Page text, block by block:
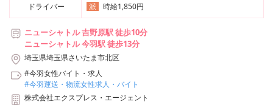
ドライバー
派 時給1,850円
ニューシャトル 吉野原駅 徒歩10分
ニューシャトル 今羽駅 徒歩13分
埼玉県埼玉県さいたま市北区
#今羽女性バイト・求人
#今羽運送・物流女性求人・バイト
株式会社エクスプレス・エージェント